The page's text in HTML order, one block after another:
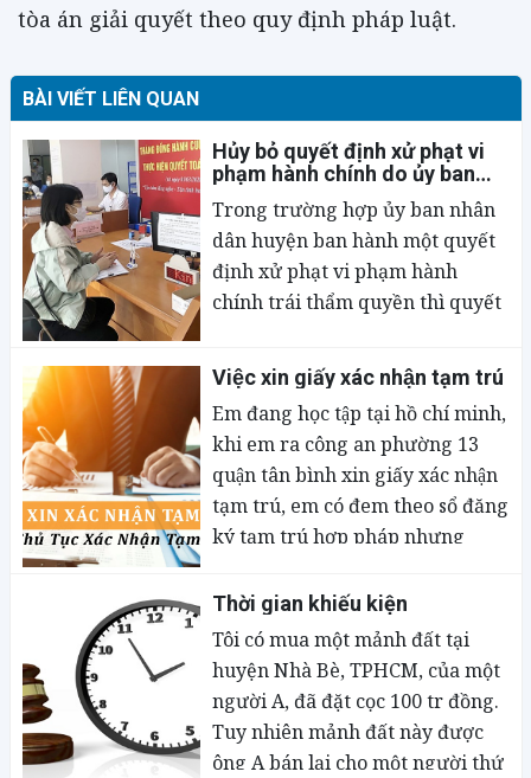
tòa án giải quyết theo quy định pháp luật.
BÀI VIẾT LIÊN QUAN
Hủy bỏ quyết định xử phạt vi
phạm hành chính do ủy ban
nhân dân huyện ban hành
Trong trường hợp ủy ban nhân
dân huyện ban hành một quyết
định xử phạt vi phạm hành
chính trái thẩm quyền thì quyết
Việc xin giấy xác nhận tạm trú
Em đang học tập tại hồ chí minh,
khi em ra công an phường 13
quận tân bình xin giấy xác nhận
tạm trú, em có đem theo sổ đăng
ký tạm trú hợp pháp nhưng
cho em mà đòi chủ nhà ra, chủ
nhà thì bận suốt không đi được.
Vậy luật sư giải thích cho em làm
thế nào được thì đúng ạ ? Em đã
ra phường 3 lần thì công an đó
bảo không phải việc của tôi, tôi
Thời gian khiếu kiện
Tôi có mua một mảnh đất tại
huyện Nhà Bè, TPHCM, của một
người A, đã đặt cọc 100 tr đồng.
Tuy nhiên mảnh đất này được
ông A bán lại cho một người thứ